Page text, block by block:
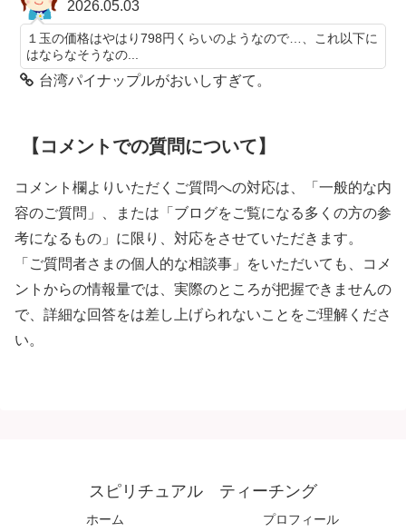
2026.05.03
１玉の価格はやはり798円くらいのようなので…、これ以下に
はならなそうなの...
台湾パイナップルがおいしすぎて。
【コメントでの質問について】
コメント欄よりいただくご質問への対応は、「一般的な内
容のご質問」、または「ブログをご覧になる多くの方の参
考になるもの」に限り、対応をさせていただきます。
「ご質問者さまの個人的な相談事」をいただいても、コメ
ントからの情報量では、実際のところが把握できませんの
で、詳細な回答をは差し上げられないことをご理解くださ
い。
スピリチュアル ティーチング
ホーム プロフィール